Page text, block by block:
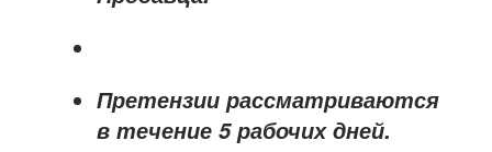
Претензии рассматриваются
в течение 5 рабочих дней.